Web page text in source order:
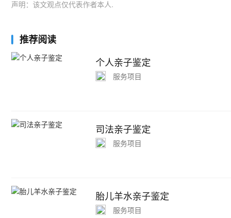
声明：该文观点仅代表作者本人.
推荐阅读
个人亲子鉴定
服务项目
司法亲子鉴定
服务项目
胎儿羊水亲子鉴定
服务项目